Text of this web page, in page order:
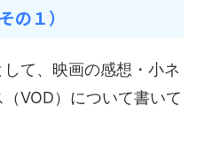
の１）
て、映画の感想・小ネ
VOD）について書いて